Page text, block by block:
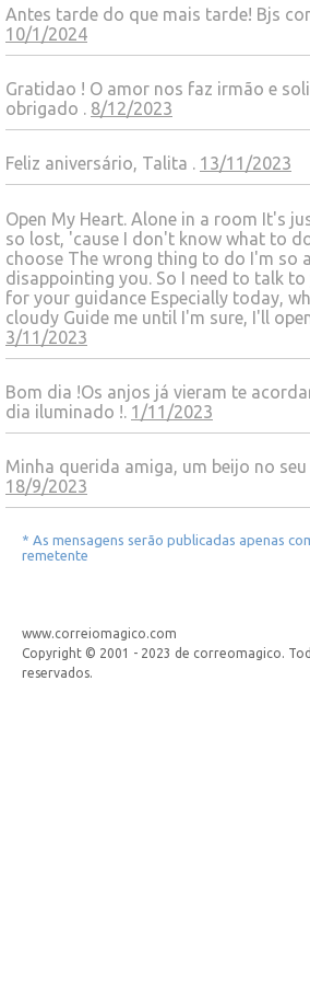
Antes tarde do que mais tarde! Bjs
10/1/2024
Gratidao ! O amor nos faz irmão e
obrigado . 8/12/2023
Feliz aniversário, Talita . 13/11/2023
Open My Heart. Alone in a room It's
so lost, 'cause I don't know what to
choose The wrong thing to do I'm so
disappointing you. So I need to talk
for your guidance Especially today,
cloudy Guide me until I'm sure, I'll
3/11/2023
Bom dia !Os anjos já vieram te
dia iluminado !. 1/11/2023
Minha querida amiga, um beijo no
18/9/2023
* As mensagens serão publicadas apenas
remetente
www.correiomagico.com
Copyright © 2001 - 2023 de correomagico.
reservados.